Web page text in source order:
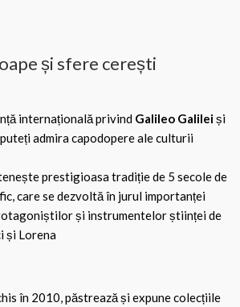
și sfere cerești
internațională privind Galileo Galileiși
admira capodopere ale culturii
prestigioasa tradiție de 5 secole de
care se dezvoltă în jurul importanței
și instrumentelor științei de
și Lorena
în 2010, păstrează și expune colecțiile